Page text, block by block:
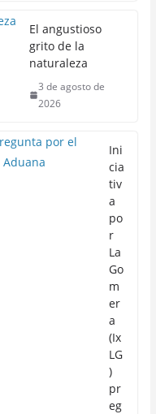
El angustioso
grito de la
naturaleza
3 de agosto de
2026
Ini
cia
tiv
a
po
r
La
Go
m
er
a
(Ix
LG
)
pr
eg